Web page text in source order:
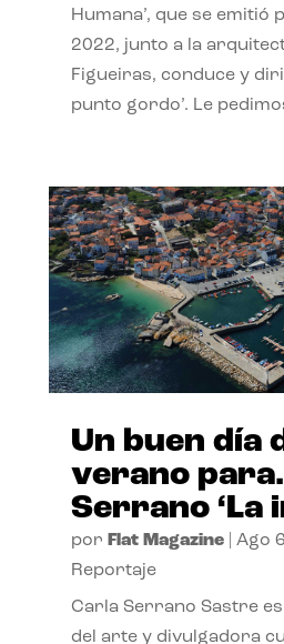
Humana’, que se emitió
2022, junto a la
Figueiras, conduce y
punto gordo’. Le
Un buen día
verano
Serrano ‘La
por Flat Magazine| Ago
Reportaje
Carla Serrano Sastre
del arte y divulgadora